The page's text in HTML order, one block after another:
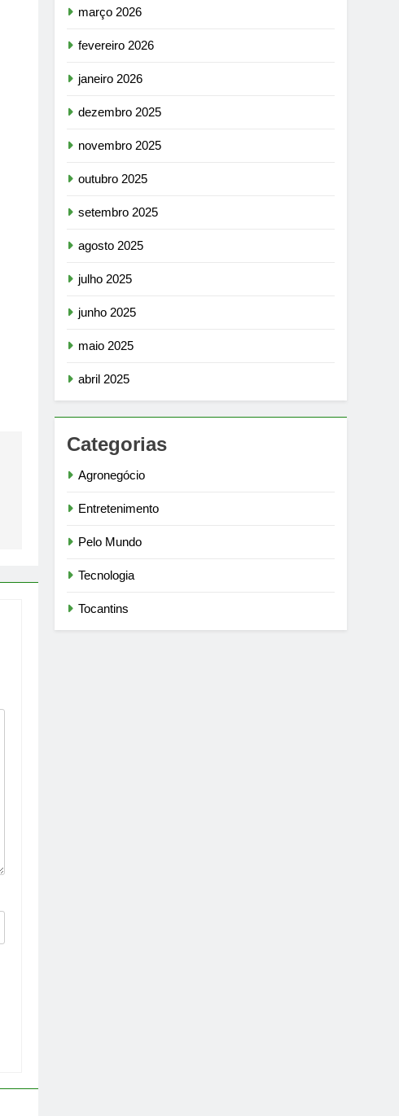
março 2026
fevereiro 2026
janeiro 2026
dezembro 2025
novembro 2025
outubro 2025
setembro 2025
agosto 2025
julho 2025
junho 2025
maio 2025
abril 2025
Categorias
Agronegócio
Entretenimento
Pelo Mundo
Tecnologia
Tocantins